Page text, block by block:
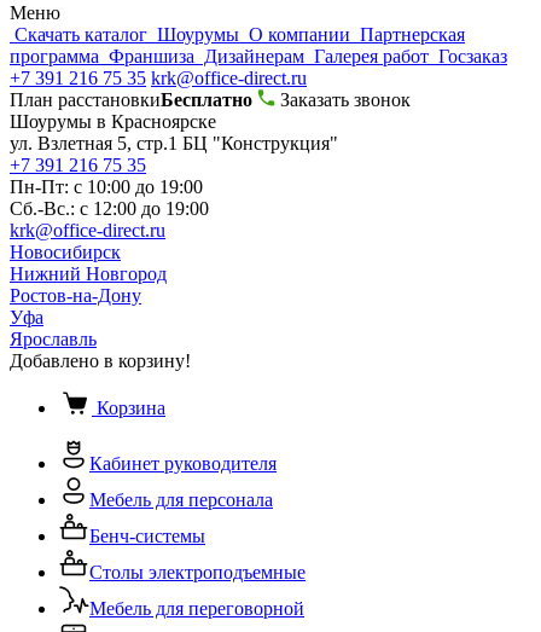
Меню
Скачать каталог Шоурумы О компании Партнерская
программа Франшиза Дизайнерам Галерея работ Госзаказ
+7 391 216 75 35 krk@office-direct.ru
План расстановкиБесплатно
Заказать звонок
Шоурумы в Красноярске
ул. Взлетная 5, стр.1 БЦ "Конструкция"
+7 391 216 75 35
Пн-Пт: с 10:00 до 19:00
Сб.-Вс.: с 12:00 до 19:00
krk@office-direct.ru
Новосибирск
Нижний Новгород
Ростов-на-Дону
Уфа
Ярославль
Добавлено в корзину!
Корзина
Кабинет руководителя
Мебель для персонала
Бенч-системы
Столы электроподъемные
Мебель для переговорной